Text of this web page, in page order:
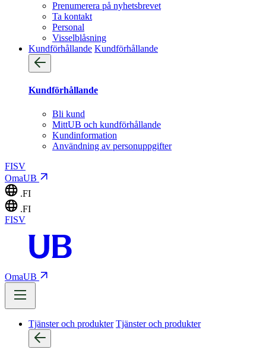
Prenumerera på nyhetsbrevet
Ta kontakt
Personal
Visselblåsning
Kundförhållande Kundförhållande
Kundförhållande
Bli kund
MittUB och kundförhållande
Kundinformation
Användning av personuppgifter
FISV
OmaUB
.FI
.FI
FISV
OmaUB
Tjänster och produkter Tjänster och produkter